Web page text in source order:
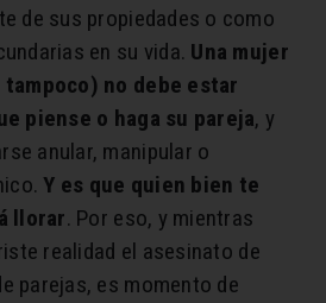
de sus propiedades o como
en su vida. Una mujer
no debe estar
piense o haga su pareja, y
anular, manipular o
Y es que quien bien te
llorar. Por eso, y mientras
realidad el asesinato de
parejas, es momento de